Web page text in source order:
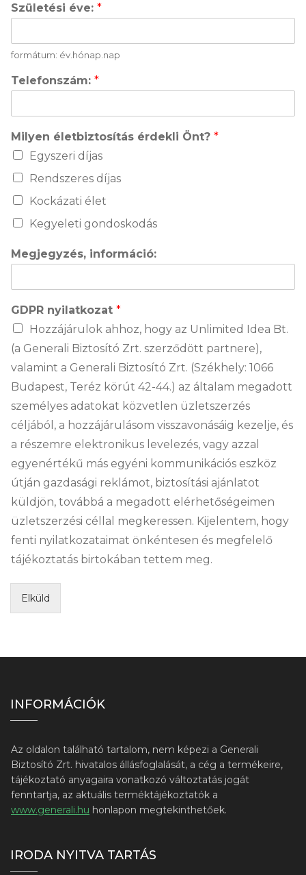
Születési éve: *
formátum: év.hónap.nap
Telefonszám: *
Milyen életbiztosítás érdekli Önt? *
Egyszeri díjas
Rendszeres díjas
Kockázati élet
Kegyeleti gondoskodás
Megjegyzés, információ:
GDPR nyilatkozat *
Hozzájárulok ahhoz, hogy az Unlimited Idea Bt.
(a Generali Biztosító Zrt. szerződött partnere),
valamint a Generali Biztosító Zrt. (Székhely: 1066
Budapest, Teréz körút 42-44.) az általam megadott
személyes adatokat közvetlen üzletszerzés
céljából, a hozzájárulásom visszavonásáig kezelje, és
a részemre elektronikus levelezés, vagy azzal
egyenértékű más egyéni kommunikációs eszköz
útján gazdasági reklámot, biztosítási ajánlatot
küldjön, továbbá a megadott elérhetőségeimen
üzletszerzési céllal megkeressen. Kijelentem, hogy
fenti nyilatkozataimat önkéntesen és megfelelő
tájékoztatás birtokában tettem meg.
Elküld
INFORMÁCIÓK
Az oldalon található tartalom, nem képezi a Generali
Biztosító Zrt. hivatalos állásfoglalását, a cég a termékeire,
tájékoztató anyagaira vonatkozó változtatás jogát
fenntartja, az aktuális terméktájékoztatók a
www.generali.hu honlapon megtekinthetőek.
IRODA NYITVA TARTÁS